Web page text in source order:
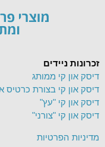
זכרונות ניידים
דיסק און קי ממותג
דיסק און קי בצורת כרטיס
דיסק און קי "עץ"
דיסק און קי "צורני"
מדיניות הפרטיות